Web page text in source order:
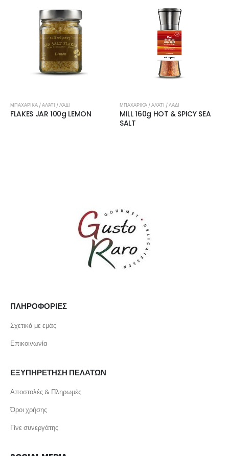
ΜΠΑΧΑΡΙΚΆ / ΑΛΆΤΙ / ΛΆΔΙ
FLAKES JAR 100g LEMON
ΜΠΑΧΑΡΙΚΆ / ΑΛΆΤΙ / ΛΆΔΙ
MILL 160g HOT & SPICY SEA
SALT
ΠΛΗΡΟΦΟΡΙΕΣ
Σχετικά με εμάς
Επικοινωνία
ΕΞΥΠΗΡΕΤΗΣΗ ΠΕΛΑΤΩΝ
Αποστολές & Πληρωμές
Όροι χρήσης
Γίνε συνεργάτης